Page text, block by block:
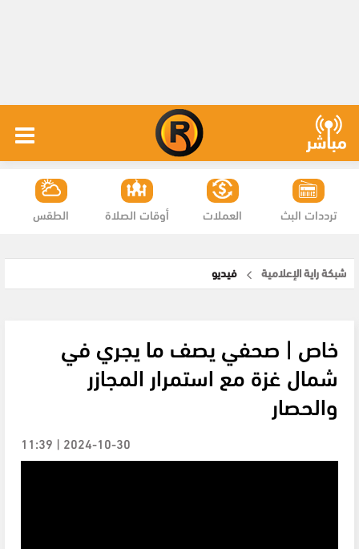
الطقس أوقات الصلاة العملات ترددات البث
شبكة راية الإعلامية فيديو
خاص | صحفي يصف ما يجري في
شمال غزة مع استمرار المجازر
والحصار
2024-10-30 | 11:39